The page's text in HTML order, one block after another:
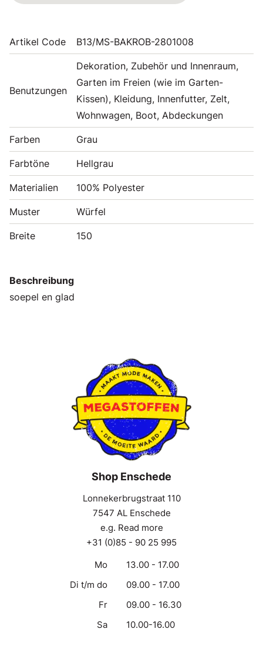
Artikel Code B13/MS-BAKROB-2801008
Benutzungen
Dekoration, Zubehör und Innenraum,
Garten im Freien (wie im Garten-
Kissen), Kleidung, Innenfutter, Zelt,
Wohnwagen, Boot, Abdeckungen
Farben Grau
Farbtöne Hellgrau
Materialien 100% Polyester
Muster Würfel
Breite 150
Beschreibung
soepel en glad
Shop Enschede
Lonnekerbrugstraat 110
7547 AL Enschede
e.g. Read more
+31 (0)85 - 90 25 995
Mo
13.00 - 17.00
Di t/m do
09.00 - 17.00
Fr
09.00 - 16.30
Sa
10.00-16.00